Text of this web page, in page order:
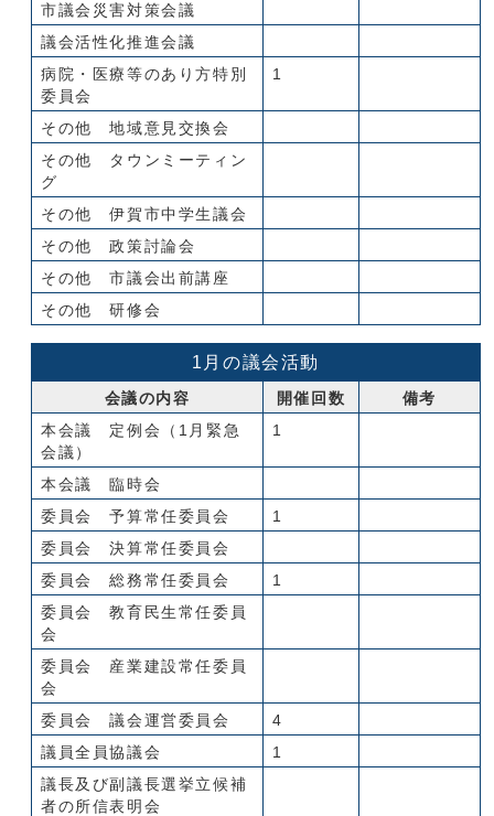
市議会災害対策会議
議会活性化推進会議
病院・医療等のあり方特別
委員会
1
その他 地域意見交換会
その他 タウンミーティン
グ
その他 伊賀市中学生議会
その他 政策討論会
その他 市議会出前講座
その他 研修会
1月の議会活動
会議の内容 開催回数
備考
本会議 定例会（1月緊急
会議）
1
本会議 臨時会
委員会 予算常任委員会
1
委員会 決算常任委員会
委員会 総務常任委員会
1
委員会 教育民生常任委員
会
委員会 産業建設常任委員
会
委員会 議会運営委員会
4
議員全員協議会
1
議長及び副議長選挙立候補
者の所信表明会